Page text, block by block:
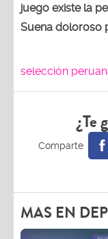
juego existe la
Suena doloroso
selección
¿Te
MAS EN